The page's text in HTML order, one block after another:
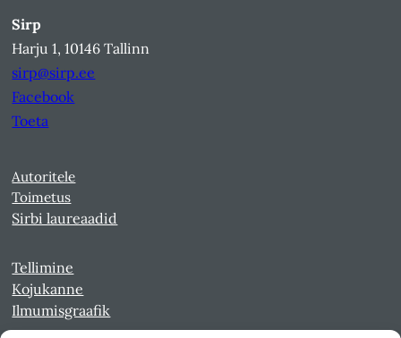
Sirp
Harju 1, 10146 Tallinn
sirp@sirp.ee
Facebook
Toeta
Autoritele
Toimetus
Sirbi laureaadid
Tellimine
Kojukanne
Ilmumisgraafik